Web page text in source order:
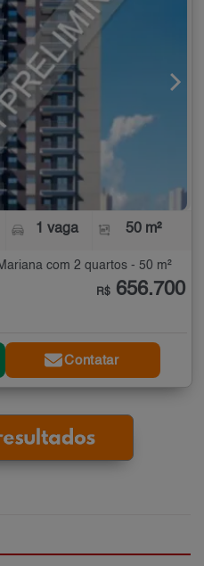
1 vaga 50 m²
com 2 quartos - 50 m²
R$ 656.700
Contatar